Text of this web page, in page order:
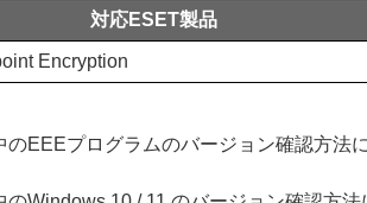
対応ESET製品
Encryption
のEEEプログラムのバージョン確認方法